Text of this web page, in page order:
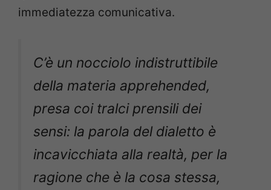
immediatezza comunicativa.
C’è un nocciolo indistruttibile
della materia apprehended,
presa coi tralci prensili dei
sensi: la parola del dialetto è
incavicchiata alla realtà, per la
ragione che è la cosa stessa,